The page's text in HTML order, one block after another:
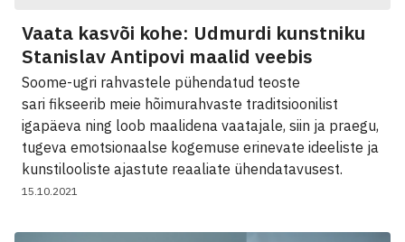
Vaata kasvõi kohe: Udmurdi kunstniku
Stanislav Antipovi maalid veebis
Soome-ugri rahvastele pühendatud teoste
sari fikseerib meie hõimurahvaste traditsioonilist
igapäeva ning loob maalidena vaatajale, siin ja praegu,
tugeva emotsionaalse kogemuse erinevate ideeliste ja
kunstilooliste ajastute reaaliate ühendatavusest.
15.10.2021